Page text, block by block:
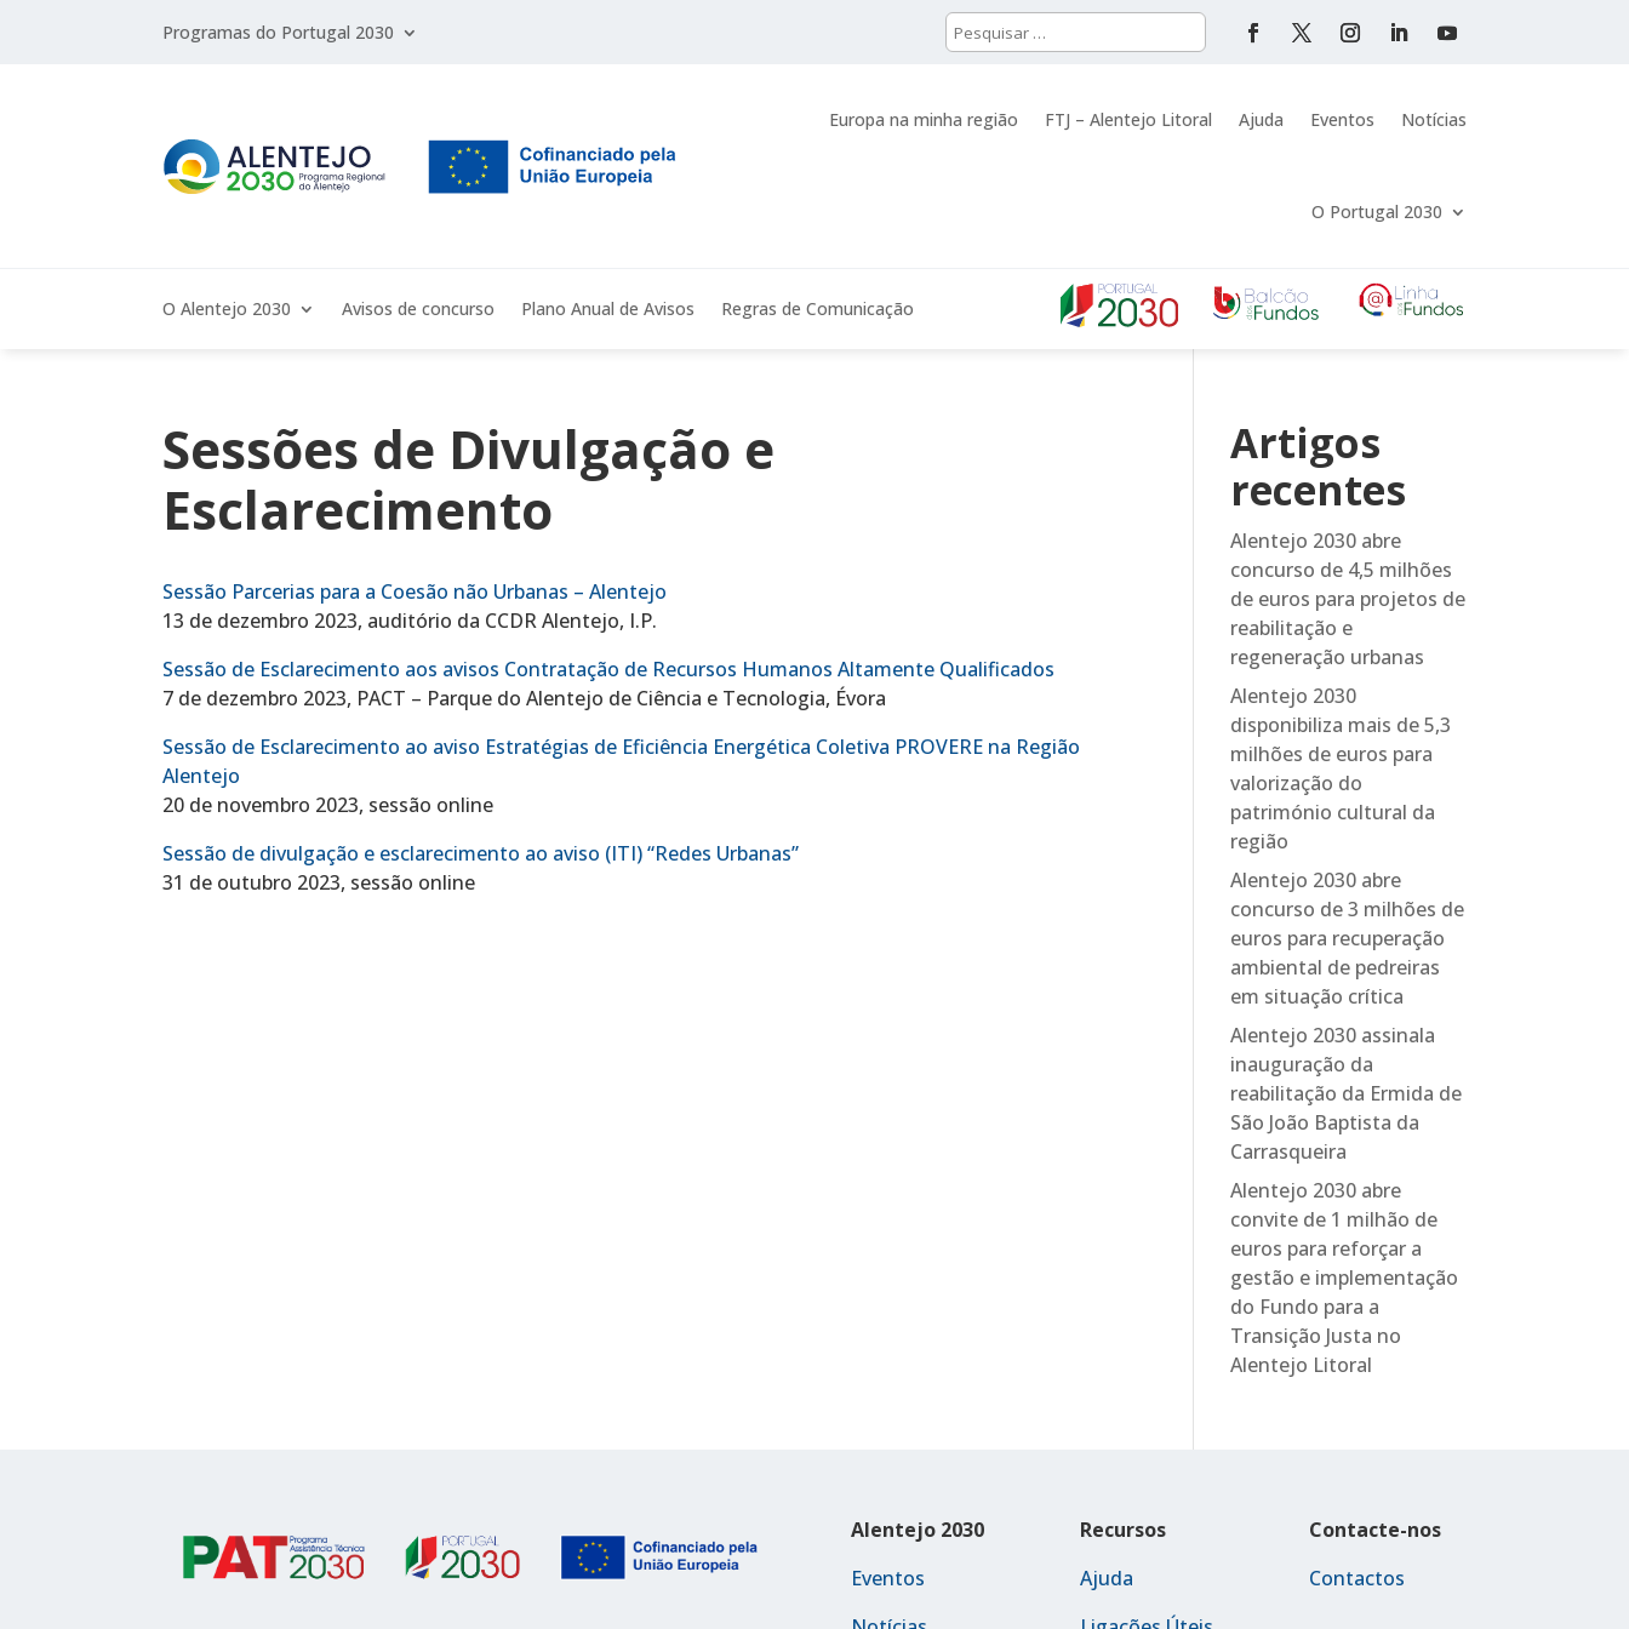
Programas do Portugal 2030
Europa na minha região FTJ – Alentejo Litoral Ajuda Eventos Notícias
O Portugal 2030
O Alentejo 2030 Avisos de concurso Plano Anual de Avisos Regras de Comunicação
Sessões de Divulgação e
Esclarecimento
Sessão Parcerias para a Coesão não Urbanas – Alentejo
13 de dezembro 2023, auditório da CCDR Alentejo, I.P.
Sessão de Esclarecimento aos avisos Contratação de Recursos Humanos Altamente Qualificados
7 de dezembro 2023, PACT – Parque do Alentejo de Ciência e Tecnologia, Évora
Sessão de Esclarecimento ao aviso Estratégias de Eficiência Energética Coletiva PROVERE na Região
Alentejo
20 de novembro 2023, sessão online
Sessão de divulgação e esclarecimento ao aviso (ITI) “Redes Urbanas”
31 de outubro 2023, sessão online
Artigos
recentes
Alentejo 2030 abre
concurso de 4,5 milhões
de euros para projetos de
reabilitação e
regeneração urbanas
Alentejo 2030
disponibiliza mais de 5,3
milhões de euros para
valorização do
património cultural da
região
Alentejo 2030 abre
concurso de 3 milhões de
euros para recuperação
ambiental de pedreiras
em situação crítica
Alentejo 2030 assinala
inauguração da
reabilitação da Ermida de
São João Baptista da
Carrasqueira
Alentejo 2030 abre
convite de 1 milhão de
euros para reforçar a
gestão e implementação
do Fundo para a
Transição Justa no
Alentejo Litoral
Alentejo 2030
Eventos
Recursos
Ajuda
Contacte-nos
Contactos